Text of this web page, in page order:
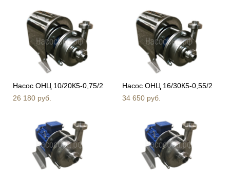
Насос ОНЦ 10/20К5-0,75/2
26 180 pуб.
Насос ОНЦ 16/30К5-0,55/2
34 650 pуб.